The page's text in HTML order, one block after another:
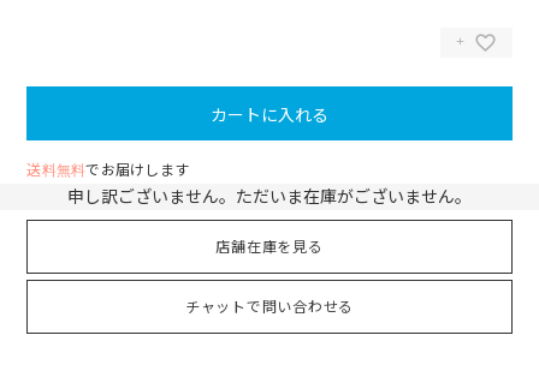
カートに入れる
送料無料でお届けします
申し訳ございません。ただいま在庫がございません。
店舗在庫を見る
チャットで問い合わせる